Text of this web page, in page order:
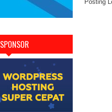
SPONSOR
Posting